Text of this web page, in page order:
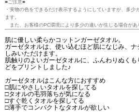
■ご注意■
・実物の色をできるだけ表示するようにしていますが、多少
ます。
また、お客様のPC環境により多少の違いが生じる場合があ
肌に優しい柔らかコットンガーゼタオル。
ガーゼタオルは、使い込むほど肌になじみ、
しみいただけます。
肌触りのよいガーゼタオルに、ふんわりぬく
どをプリントしました♪
ガーゼタオルはこんな方におすすめ
□肌にやさしいタオルを探してる
□タオルの毛羽落ちが気になる
□すぐ乾くタオルを探してる
□薄手でコンパクトなタオルが欲しい